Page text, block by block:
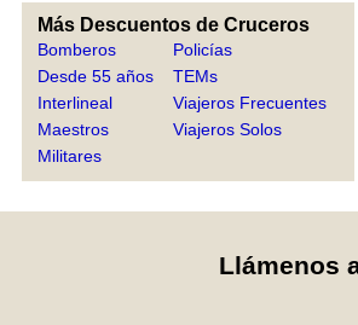
Más Descuentos de Cruceros
Bomberos
Desde 55 años
Interlineal
Maestros
Militares
Policías
TEMs
Viajeros Frecuentes
Viajeros Solos
Llámenos